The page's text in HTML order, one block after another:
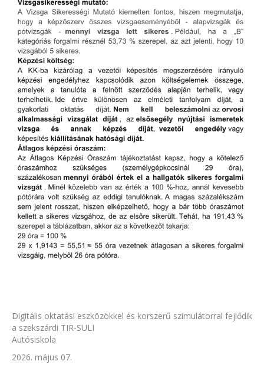
Digitális oktatási eszközökkel és korszerű szimulátorral fejlődik
a szekszárdi TIR-SULI
Autósiskola
2026. május 07.